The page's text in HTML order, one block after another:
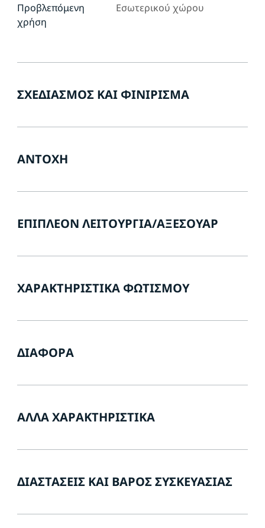
Προβλεπόμενη
χρήση
Εσωτερικού χώρου
ΣΧΕΔΙΑΣΜΌΣ ΚΑΙ ΦΙΝΊΡΙΣΜΑ
ΑΝΤΟΧΉ
ΕΠΙΠΛΈΟΝ ΛΕΙΤΟΥΡΓΊΑ/ΑΞΕΣΟΥΆΡ
ΧΑΡΑΚΤΗΡΙΣΤΙΚΆ ΦΩΤΙΣΜΟΎ
ΔΙΆΦΟΡΑ
ΆΛΛΑ ΧΑΡΑΚΤΗΡΙΣΤΙΚΆ
ΔΙΑΣΤΆΣΕΙΣ ΚΑΙ ΒΆΡΟΣ ΣΥΣΚΕΥΑΣΊΑΣ